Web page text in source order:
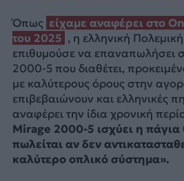
Όπως είχαμε αναφέρει στο
του 2025 , η ελληνική
επιθυμούσε να επαναπωλήσει
2000-5 που διαθέτει,
με καλύτερους όρους στην
επιβεβαιώνουν και ελληνικές
αναφέρει την ίδια χρονική
Mirage 2000-5 ισχύει η πάγια
πωλείται αν δεν
καλύτερο οπλικό σύστημα».